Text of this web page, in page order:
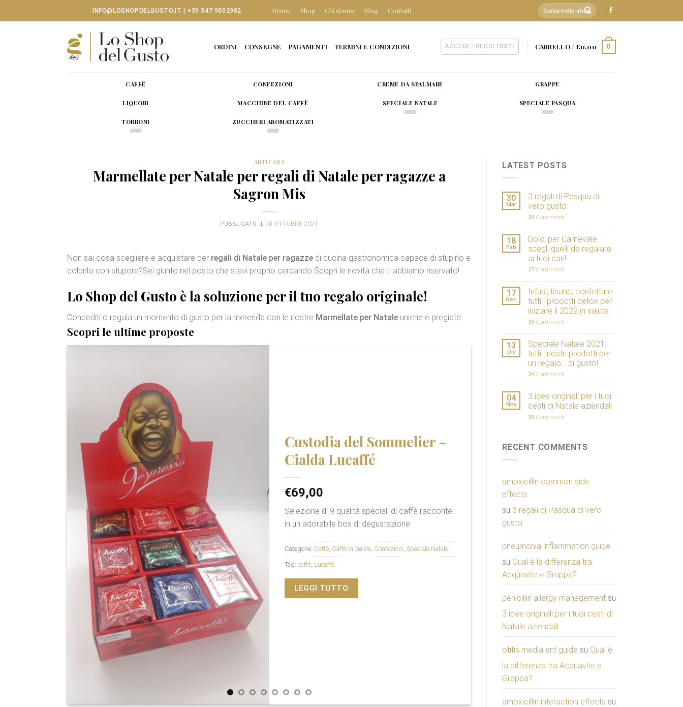
INFO@LOSHOPDELGUSTO.IT | +39 347 9802982 Home Shop Chi siamo Blog Contatti Cerca:
ORDINI CONSEGNE PAGAMENTI TERMINI E CONDIZIONI ACCEDI / REGISTRATI CARRELLO / €0,00 0
CAFFÈ CONFEZIONI CREME DA SPALMARE GRAPPE
LIQUORI MACCHINE DEL CAFFÈ SPECIALE NATALE SPECIALE PASQUA
TORRONI ZUCCHERI AROMATIZZATI
ARTICOLI
Marmellate per Natale per regali di Natale per ragazze a
Sagron Mis
PUBBLICATO IL28 OTTOBRE 2021
Non sai cosa scegliere e acquistare per regali di Natale per ragazze di cucina gastronomica capace di stupirlo e
colpirlo con stupore?Sei giunto nel posto che stavi proprio cercando.Scopri le novità che ti abbiamo riservato!
Lo Shop del Gusto è la soluzione per il tuo regalo originale!
Concediti o regala un momento di gusto per la merenda con le nostre Marmellate per Natale uniche e pregiate.
Scopri le ultime proposte
Custodia del Sommelier –
Cialda Lucaffé
€69,00
Selezione di 9 qualità speciali di caffè racconte
in un adorabile box di degustazione
Categorie: Caffè, Caffè in cialde, Confezioni Speciale Natale
Tag: caffè, Lucaffé
LEGGI TUTTO
LATEST POSTS
30
Mar
3 regali di Pasqua di
vero gusto
33 Commenti
18
Feb
Dolci per Carnevale:
scegli quelli da regalare
ai tuoi cari!
27Commenti
17
Gen
Infusi, tisane, confetture:
tutti i prodotti detox per
iniziare il 2022 in salute
33 Commenti
13
Dic
Speciale Natale 2021:
tutti i nostri prodotti per
un regalo… di gusto!
34Commenti
04
Nov
3 idee originali per i tuoi
cesti di Natale aziendali
33 Commenti
RECENT COMMENTS
amoxicillin common side
effects
su 3 regali di Pasqua di vero
gusto
pneumonia inflammation guide
su Qual è la differenza tra
Acquavite e Grappa?
penicillin allergy management su
3 idee originali per i tuoi cesti di
Natale aziendali
otitis media ent guide su Qual è
la differenza tra Acquavite e
Grappa?
amoxicillin interaction effects su